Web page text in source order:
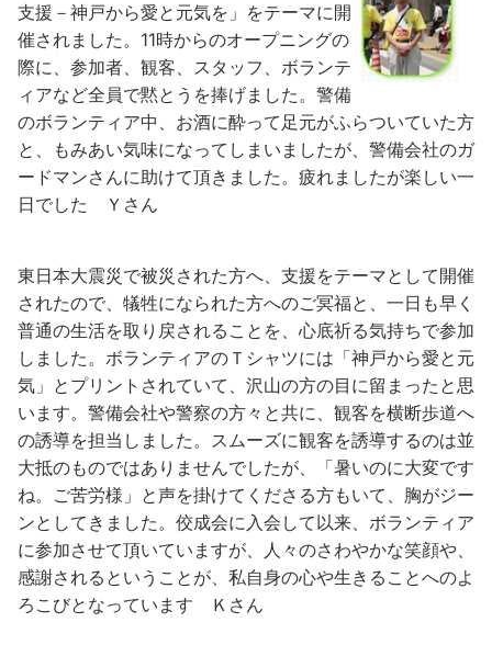
支援－神戸から愛と元気を」をテーマに開
催されました。11時からのオープニングの
際に、参加者、観客、スタッフ、ボランテ
ィアなど全員で黙とうを捧げました。警備
のボランティア中、お酒に酔って足元がふらついていた方
と、もみあい気味になってしまいましたが、警備会社のガ
ードマンさんに助けて頂きました。疲れましたが楽しい一
日でした Ｙさん
東日本大震災で被災された方へ、支援をテーマとして開催
されたので、犠牲になられた方へのご冥福と、一日も早く
普通の生活を取り戻されることを、心底祈る気持ちで参加
しました。ボランティアのＴシャツには「神戸から愛と元
気」とプリントされていて、沢山の方の目に留まったと思
います。警備会社や警察の方々と共に、観客を横断歩道へ
の誘導を担当しました。スムーズに観客を誘導するのは並
大抵のものではありませんでしたが、「暑いのに大変です
ね。ご苦労様」と声を掛けてくださる方もいて、胸がジー
ンとしてきました。佼成会に入会して以来、ボランティア
に参加させて頂いていますが、人々のさわやかな笑顔や、
感謝されるということが、私自身の心や生きることへのよ
ろこびとなっています Ｋさん